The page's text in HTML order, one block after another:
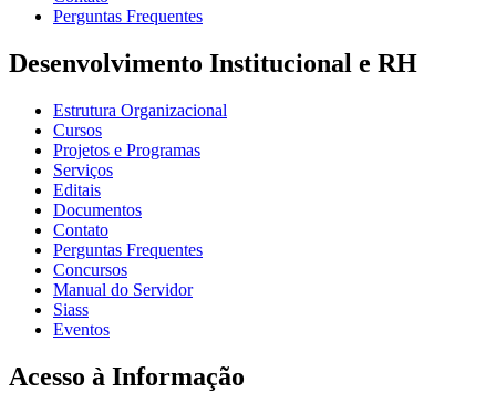
Perguntas Frequentes
Desenvolvimento Institucional e RH
Estrutura Organizacional
Cursos
Projetos e Programas
Serviços
Editais
Documentos
Contato
Perguntas Frequentes
Concursos
Manual do Servidor
Siass
Eventos
Acesso à Informação